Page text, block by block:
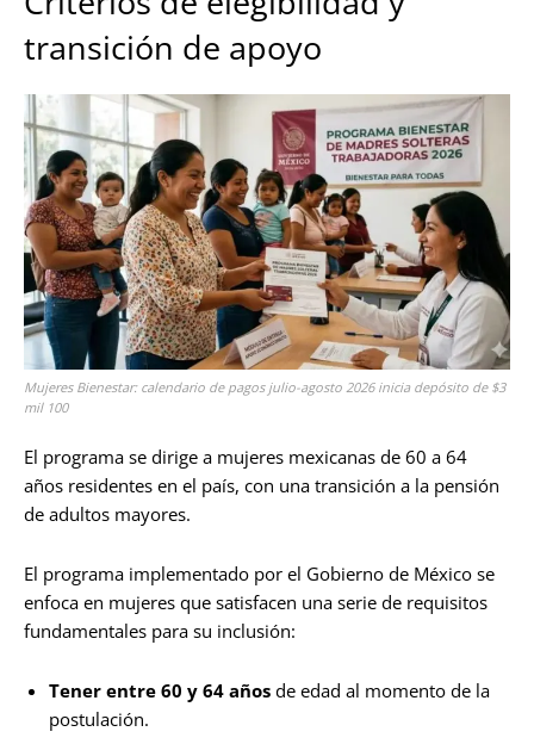
transición de apoyo
Mujeres Bienestar: calendario de pagos julio-agosto 2026 inicia depósito de $3
mil 100
El programa se dirige a mujeres mexicanas de 60 a 64
años residentes en el país, con una transición a la pensión
de adultos mayores.
El programa implementado por el Gobierno de México se
enfoca en mujeres que satisfacen una serie de requisitos
fundamentales para su inclusión:
Tener entre 60 y 64 años de edad al momento de la
postulación.